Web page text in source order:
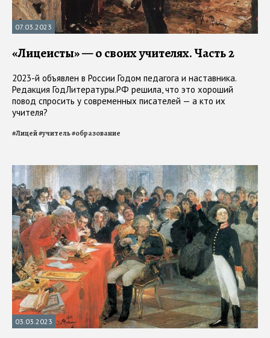
07.03.2023
«Лицеисты» — о своих учителях. Часть 2
2023-й объявлен в России Годом педагога и наставника.
Редакция ГодЛитературы.РФ решила, что это хороший
повод спросить у современных писателей — а кто их
учителя?
#Лицей#учитель#образование
03.03.2023